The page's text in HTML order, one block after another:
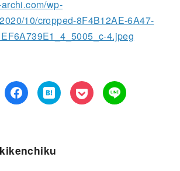
wp-
10/cropped-8F4B12AE-6A47-
4.jpeg